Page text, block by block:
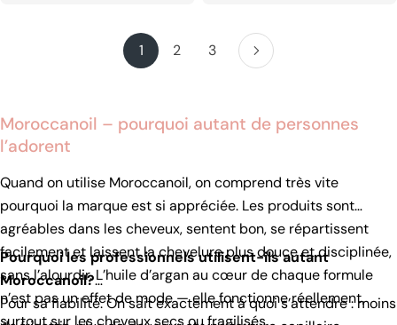
1 2 3
Moroccanoil – pourquoi autant de personnes
l’adorent
Quand on utilise Moroccanoil, on comprend très vite
pourquoi la marque est si appréciée. Les produits sont
agréables dans les cheveux, sentent bon, se répartissent
facilement et laissent la chevelure plus douce et disciplinée,
sans l’alourdir. L’huile d’argan au cœur de chaque formule
n’est pas un effet de mode — elle fonctionne réellement,
surtout sur les cheveux secs ou fragilisés.
Pourquoi les professionnels utilisent-ils autant
Moroccanoil?
Pour sa fiabilité. On sait exactement à quoi s’attendre : moins